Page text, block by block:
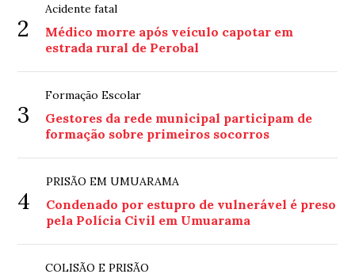
2
Acidente fatal
Médico morre após veículo capotar em
estrada rural de Perobal
3
Formação Escolar
Gestores da rede municipal participam de
formação sobre primeiros socorros
4
PRISÃO EM UMUARAMA
Condenado por estupro de vulnerável é preso
pela Polícia Civil em Umuarama
COLISÃO E PRISÃO